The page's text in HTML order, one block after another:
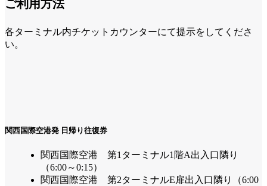
ご利用方法
各ターミナル内チケットカウンターにて提示をしてくださ
い。
関西国際空港発 日帰り往復券
関西国際空港 第1ターミナル1階A出入口隣り
（6:00～0:15）
関西国際空港 第2ターミナルE扉出入口隣り（6:00